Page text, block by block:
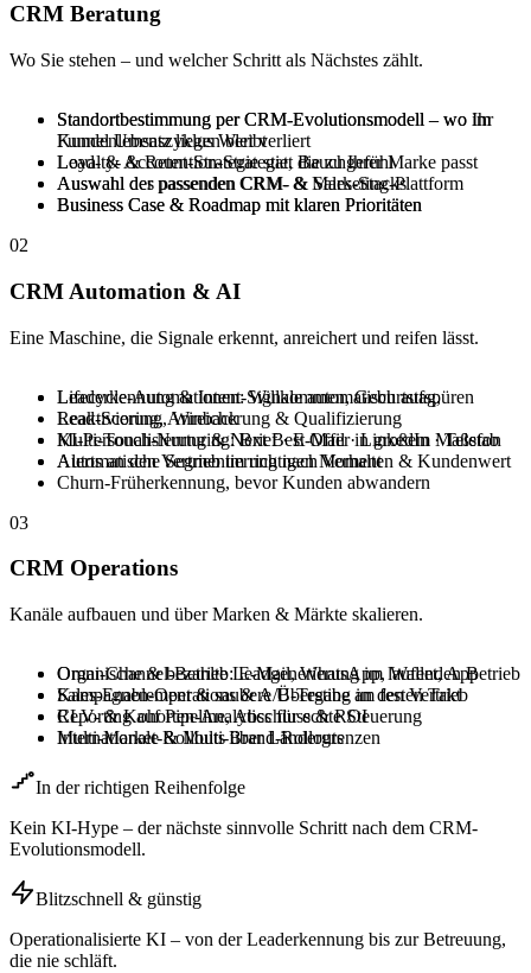
CRM Beratung
Wo Sie stehen – und welcher Schritt als Nächstes zählt.
Standortbestimmung per CRM-Evolutionsmodell – wo Ihr
Kundenlebenszyklus Wert verliert
Loyalty- & Retention-Strategie, die zu Ihrer Marke passt
Auswahl der passenden CRM- & Marketing-Plattform
Business Case & Roadmap mit klaren Prioritäten
Standortbestimmung per CRM-Evolutionsmodell – wo im
Funnel Umsatz liegen bleibt
Lead- & Account-Strategie statt Bauchgefühl
Auswahl des passenden CRM- & Sales-Stacks
Business Case & Roadmap mit klaren Prioritäten
02
CRM Automation & AI
Eine Maschine, die Signale erkennt, anreichert und reifen lässt.
Lifecycle-Automationen: Willkommen, Geburtstag,
Reaktivierung, Winback
KI-Personalisierung & Next Best Offer in großem Maßstab
Automatische Segmentierung nach Verhalten & Kundenwert
Churn-Früherkennung, bevor Kunden abwandern
Leaderkennung & Intent-Signale automatisch aufspüren
Lead-Scoring, Anreicherung & Qualifizierung
Multi-Touch-Nurturing: Brief · E-Mail · LinkedIn · Telefon
Alerts an den Vertrieb im richtigen Moment
03
CRM Operations
Kanäle aufbauen und über Marken & Märkte skalieren.
Omni-Channel-Betrieb: E-Mail, WhatsApp, Wallet, App
Kampagnen-Operations & A/B-Testing im festen Takt
CLV- & Kohorten-Analytics für echte Steuerung
Internationale & Multi-Brand-Rollouts
Organische & bezahlte Leadgenerierung im laufenden Betrieb
Sales-Enablement & saubere Übergabe an den Vertrieb
Reporting auf Pipeline, Abschluss & ROI
Multi-Market-Rollouts über Ländergrenzen
In der richtigen Reihenfolge
Kein KI-Hype – der nächste sinnvolle Schritt nach dem CRM-
Evolutionsmodell.
Blitzschnell & günstig
Operationalisierte KI – von der Leaderkennung bis zur Betreuung,
die nie schläft.